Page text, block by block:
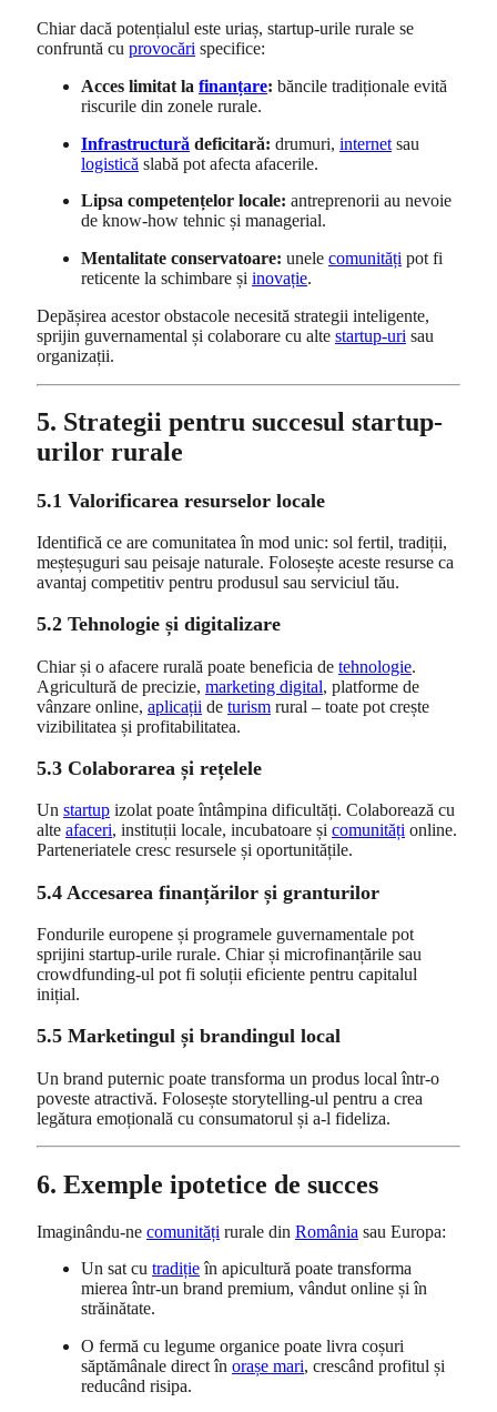
Chiar dacă potențialul este uriaș, startup-urile rurale se
confruntă cu provocări specifice:
Acces limitat la finanțare: băncile tradiționale evită
riscurile din zonele rurale.
Infrastructură deficitară: drumuri, internet sau
logistică slabă pot afecta afacerile.
Lipsa competențelor locale: antreprenorii au nevoie
de know-how tehnic și managerial.
Mentalitate conservatoare: unele comunități pot fi
reticente la schimbare și inovație.
Depășirea acestor obstacole necesită strategii inteligente,
sprijin guvernamental și colaborare cu alte startup-uri sau
organizații.
5. Strategii pentru succesul startup-
urilor rurale
5.1 Valorificarea resurselor locale
Identifică ce are comunitatea în mod unic: sol fertil, tradiții,
meșteșuguri sau peisaje naturale. Folosește aceste resurse ca
avantaj competitiv pentru produsul sau serviciul tău.
5.2 Tehnologie și digitalizare
Chiar și o afacere rurală poate beneficia de tehnologie.
Agricultură de precizie, marketing digital, platforme de
vânzare online, aplicații de turism rural – toate pot crește
vizibilitatea și profitabilitatea.
5.3 Colaborarea și rețelele
Un startup izolat poate întâmpina dificultăți. Colaborează cu
alte afaceri, instituții locale, incubatoare și comunități online.
Parteneriatele cresc resursele și oportunitățile.
5.4 Accesarea finanțărilor și granturilor
Fondurile europene și programele guvernamentale pot
sprijini startup-urile rurale. Chiar și microfinanțările sau
crowdfunding-ul pot fi soluții eficiente pentru capitalul
inițial.
5.5 Marketingul și brandingul local
Un brand puternic poate transforma un produs local într-o
poveste atractivă. Folosește storytelling-ul pentru a crea
legătura emoțională cu consumatorul și a-l fideliza.
6. Exemple ipotetice de succes
Imaginându-ne comunități rurale din România sau Europa:
Un sat cu tradițieîn apicultură poate transforma
mierea într-un brand premium, vândut online și în
străinătate.
O fermă cu legume organice poate livra coșuri
săptămânale direct în orașe mari, crescând profitul și
reducând risipa.